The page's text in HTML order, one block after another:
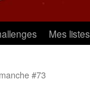
Mes listes
#73